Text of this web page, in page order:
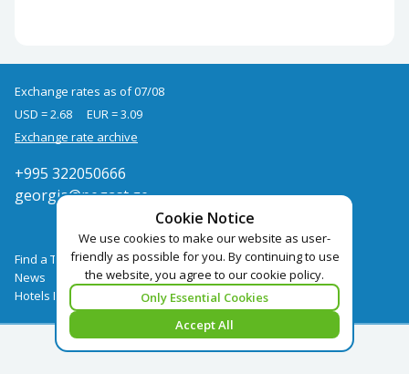
Cookie Notice
We use cookies to make our website as user-
friendly as possible for you. By continuing to use
the website, you agree to our cookie policy.
Only Essential Cookies
Accept All
Exchange rates as of 07/08
USD = 2.68
EUR = 3.09
Exchange rate archive
+995 322050666
georgia@pegast.ge
Find a Tour
News
Hotels Booking